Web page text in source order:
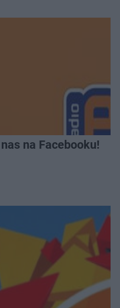
na Facebooku!